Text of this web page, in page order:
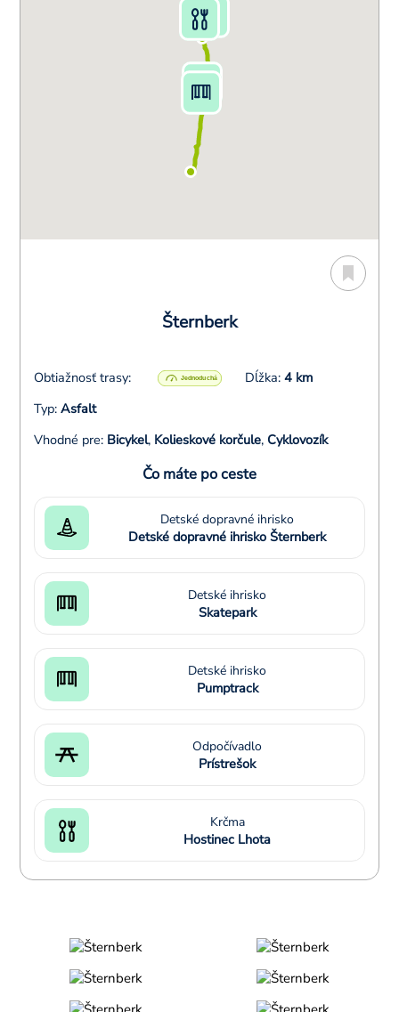
Šternberk
Obtiažnosť trasy: Dĺžka: 4 km
Typ: Asfalt
Vhodné pre: Bicykel, Kolieskové korčule, Cyklovozík
Čo máte po ceste
Detské dopravné ihrisko
Detské dopravné ihrisko Šternberk
Detské ihrisko
Skatepark
Detské ihrisko
Pumptrack
Odpočívadlo
Prístrešok
Krčma
Hostinec Lhota